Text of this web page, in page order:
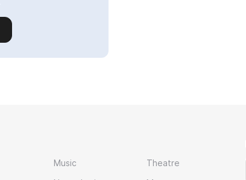
Music
Theatre